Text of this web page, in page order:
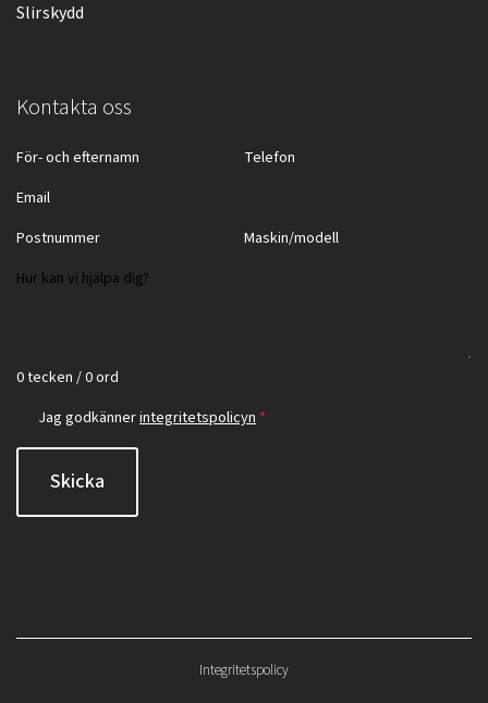
Slirskydd
Kontakta oss
0 tecken / 0 ord
Jag godkännerintegritetspolicyn *
Skicka
Integritetspolicy